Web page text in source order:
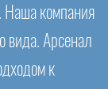
Наша компания
вида. Арсенал
к